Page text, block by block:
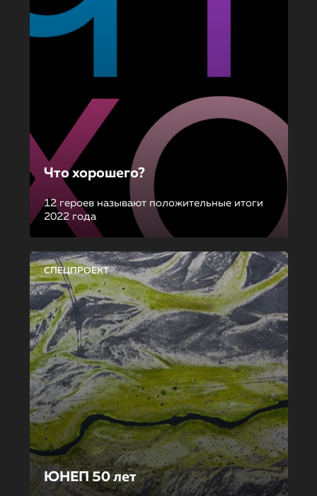
Что хорошего?
12 героев называют положительные итоги
2022 года
СПЕЦПРОЕКТ
ЮНЕП 50 лет